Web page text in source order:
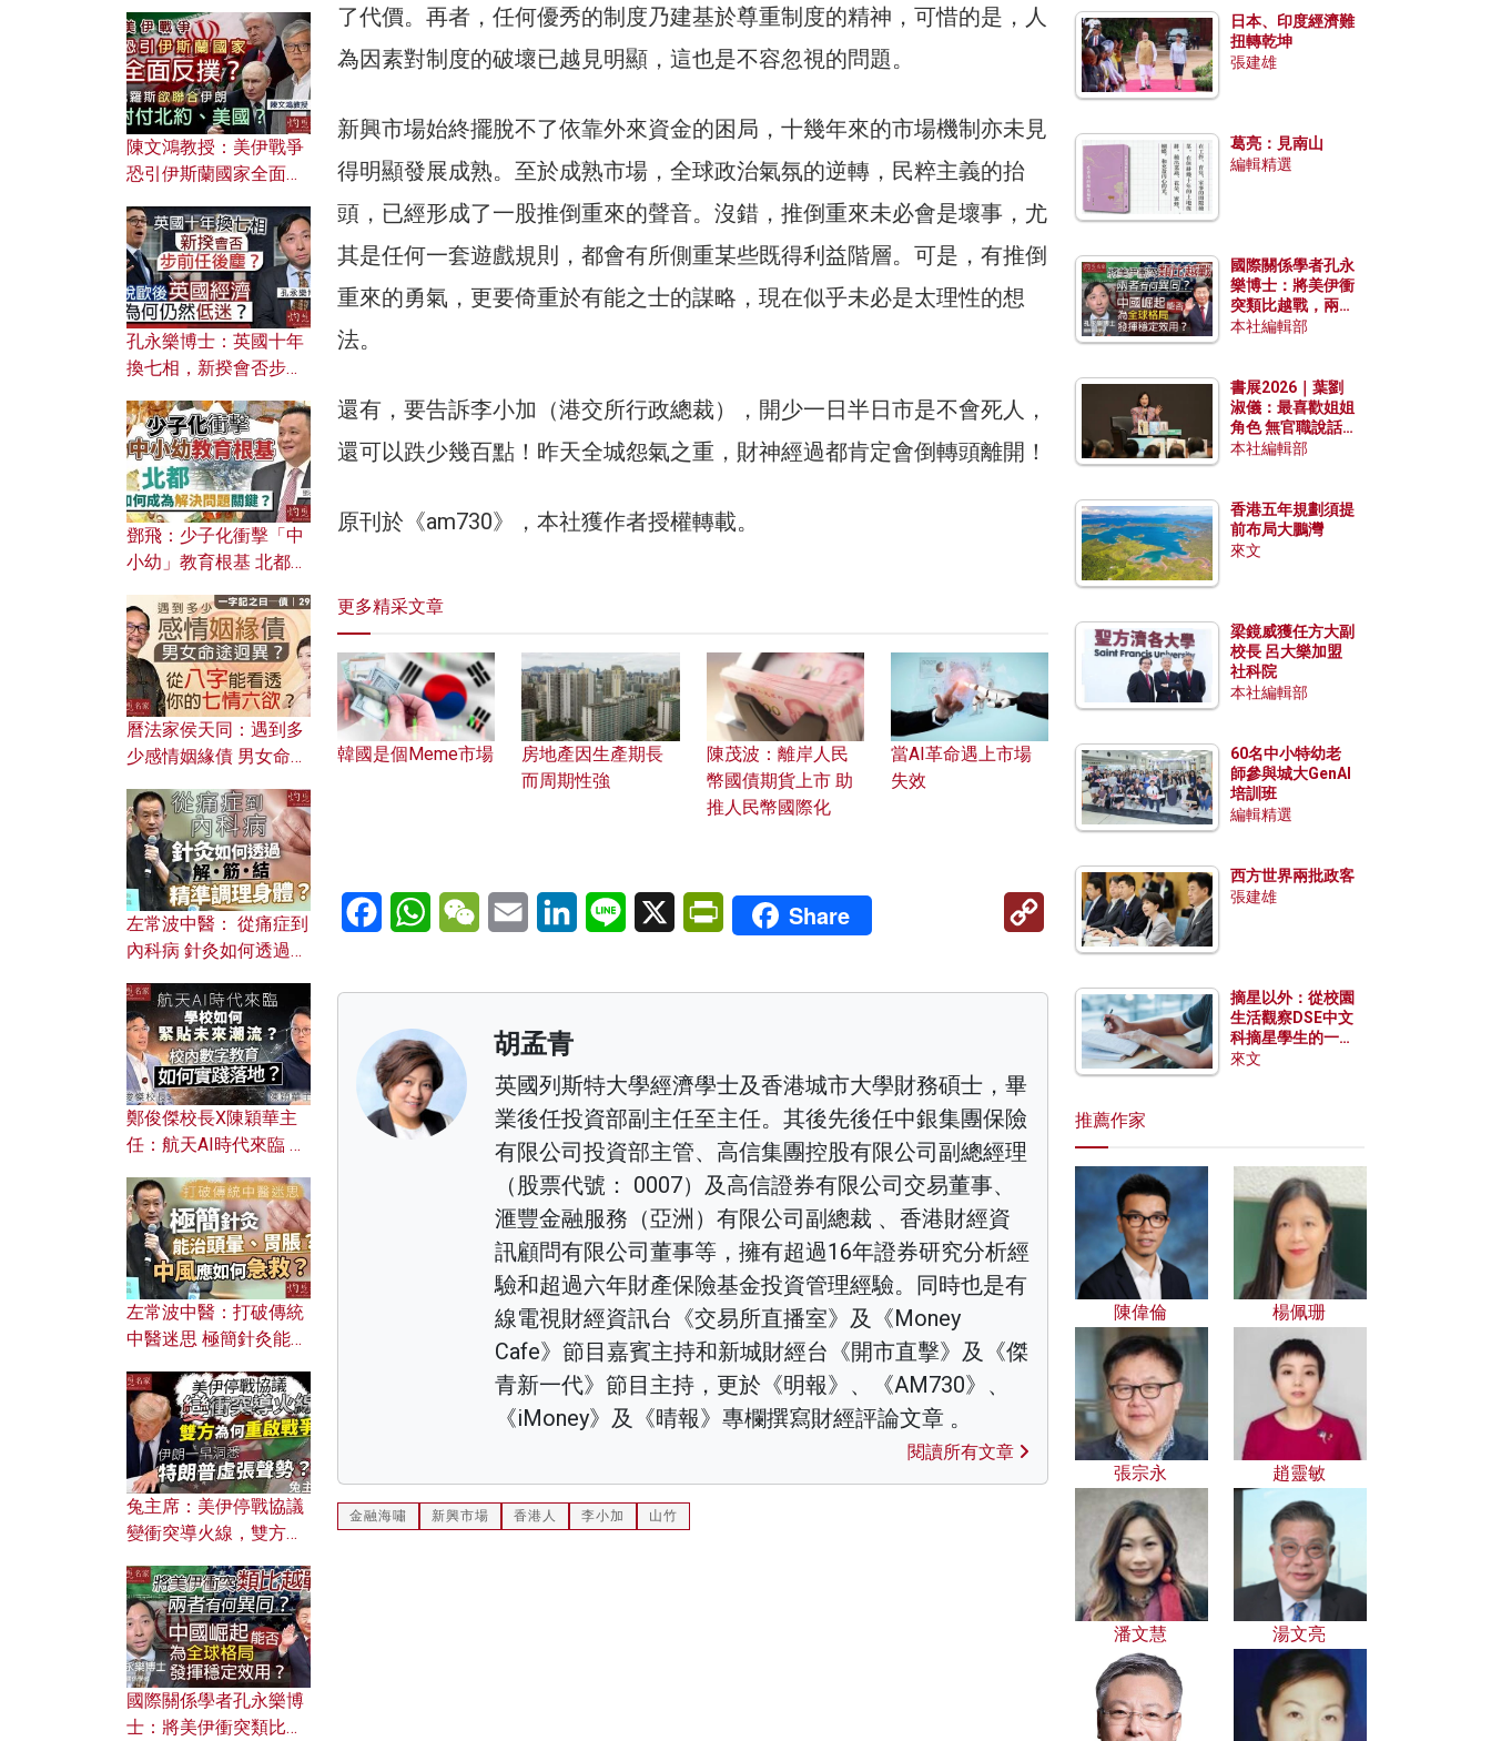
了代價。再者，任何優秀的制度乃建基於尊重制度的精神，可惜的是，人
為因素對制度的破壞已越見明顯，這也是不容忽視的問題。
新興市場始終擺脫不了依靠外來資金的困局，十幾年來的市場機制亦未見
得明顯發展成熟。至於成熟市場，全球政治氣氛的逆轉，民粹主義的抬
頭，已經形成了一股推倒重來的聲音。沒錯，推倒重來未必會是壞事，尤
其是任何一套遊戲規則，都會有所側重某些既得利益階層。可是，有推倒
重來的勇氣，更要倚重於有能之士的謀略，現在似乎未必是太理性的想
法。
還有，要告訴李小加（港交所行政總裁），開少一日半日市是不會死人，
還可以跌少幾百點！昨天全城怨氣之重，財神經過都肯定會倒轉頭離開！
原刊於《am730》，本社獲作者授權轉載。
更多精采文章
韓國是個Meme市場
房地產因生產期長
而周期性強
陳茂波：離岸人民
幣國債期貨上市 助
推人民幣國際化
當AI革命遇上市場
失效
FacebookWhatsAppWeChatEmail LinkedInLine X PrintFriendly
Share
Copy
胡孟青
英國列斯特大學經濟學士及香港城市大學財務碩士，畢
業後任投資部副主任至主任。其後先後任中銀集團保險
有限公司投資部主管、高信集團控股有限公司副總經理
（股票代號： 0007）及高信證券有限公司交易董事、
滙豐金融服務（亞洲）有限公司副總裁 、香港財經資
訊顧問有限公司董事等，擁有超過16年證券研究分析經
驗和超過六年財產保險基金投資管理經驗。同時也是有
線電視財經資訊台《交易所直播室》及《Money
Cafe》節目嘉賓主持和新城財經台《開市直擊》及《傑
青新一代》節目主持，更於《明報》、《AM730》、
《iMoney》及《晴報》專欄撰寫財經評論文章 。
閱讀所有文章
金融海嘯 新興市場 香港人 李小加 山竹
文之美？ 日常寫作如何
應用？
陳文鴻教授：美伊戰爭
恐引伊斯蘭國家全面反
對付北約美國？
孔永樂博士：英國十年
換七相，新揆會否步前
濟為何仍然低迷？
鄧飛：少子化衝擊「中
小幼」教育根基 北都如
曆法家侯天同：遇到多
少感情姻緣債 男女命途
的七情六欲？
左常波中醫： 從痛症到
內科病 針灸如何透過解
鄭俊傑校長X陳穎華主
任：航天AI時代來臨 學
校內數字教育如何實踐
落地？
左常波中醫：打破傳統
中醫迷思 極簡針灸能治
何急救？
兔主席：美伊停戰協議
變衝突導火線，雙方為
洞悉特朗普虛張聲勢？
國際關係學者孔永樂博
士：將美伊衝突類比越
日本、印度經濟難
扭轉乾坤
張建雄
葛亮：見南山
編輯精選
國際關係學者孔永
樂博士：將美伊衝
突類比越戰，兩者
有何異同？中國崛
本社編輯部
書展2026｜葉劉
淑儀：最喜歡姐姐
角色 無官職說話
包袱少
本社編輯部
香港五年規劃須提
前布局大鵬灣
來文
梁鏡威獲任方大副
校長 呂大樂加盟
社科院
本社編輯部
60名中小特幼老
師參與城大GenAI
培訓班
編輯精選
西方世界兩批政客
張建雄
摘星以外：從校園
生活觀察DSE中文
科摘星學生的一點
特質
來文
推薦作家
陳偉倫 楊佩珊
張宗永 趙靈敏
潘文慧 湯文亮